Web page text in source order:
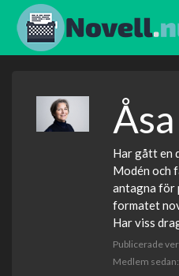
Har gått en
Modén och
antagna för
formatet
Har viss
Publicerade
Medlem